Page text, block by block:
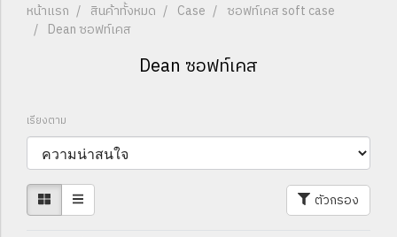
หน้าแรก สินค้าทั้งหมด Case
ซอฟท์เคส soft case
Dean ซอฟท์เคส
Dean ซอฟท์เคส
เรียงตาม
ตัวกรอง